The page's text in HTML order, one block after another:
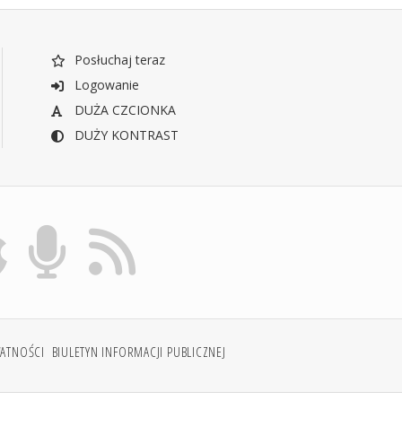
Posłuchaj teraz
Logowanie
DUŻA CZCIONKA
DUŻY KONTRAST
BIULETYN INFORMACJI PUBLICZNEJ